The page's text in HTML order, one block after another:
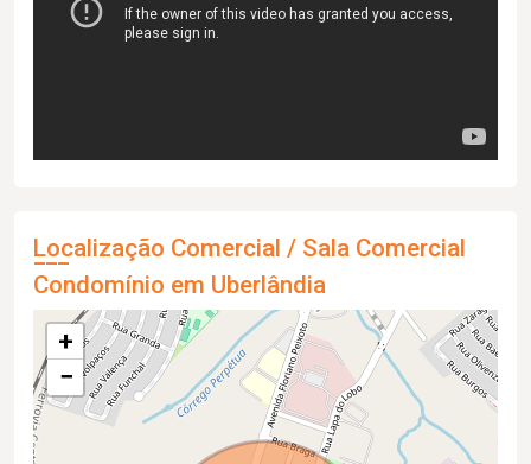
Localização Comercial / Sala Comercial
Condomínio em Uberlândia
+
−